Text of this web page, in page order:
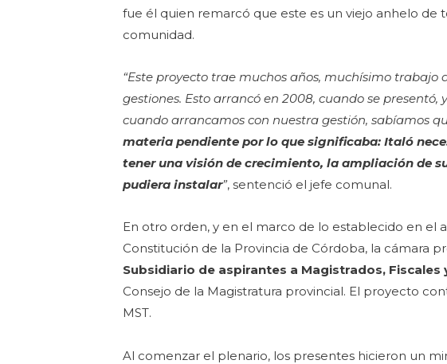
fue él quien remarcó que este es un viejo anhelo de
comunidad.
“Este proyecto trae muchos años, muchísimo trabajo
gestiones. Esto arrancó en 2008, cuando se presentó, y
cuando arrancamos con nuestra gestión, sabíamos
materia pendiente por lo que significaba: Italó
tener una visión de crecimiento, la ampliación de
pudiera instalar”, sentenció el jefe comunal.
En otro orden, y en el marco de lo establecido en el
Constitución de la Provincia de Córdoba, la cámara
Subsidiario de aspirantes a Magistrados, Fiscales
Consejo de la Magistratura provincial. El proyecto
MST.
Al comenzar el plenario, los presentes hicieron un